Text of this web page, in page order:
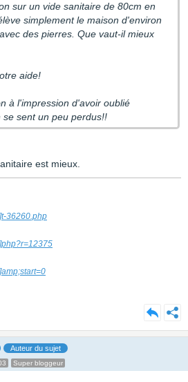
sur un vide sanitaire de 80cm en
simplement le maison d'environ
des pierres. Que vaut-il mieux
aide!
à l'impression d'avoir oublié
sent un peu perdus!!
est mieux.
t-36260.php
php?r=12375
amp;start=0
Auteur du sujet
Super bloggeur